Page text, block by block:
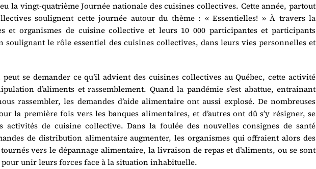
la vingt-quatrième Journée nationale des cuisines collectives. Cette année, partout
soulignent cette journée autour du thème : « Essentielles! » À travers la
et organismes de cuisine collective et leurs 10 000 participantes et participants
soulignant le rôle essentiel des cuisines collectives, dans leurs vies personnelles et
se demander ce qu’il advient des cuisines collectives au Québec, cette activité
d’aliments et rassemblement. Quand la pandémie s’est abattue, entrainant
rassembler, les demandes d’aide alimentaire ont aussi explosé. De nombreuses
la première fois vers les banques alimentaires, et d’autres ont dû s’y résigner, se
activités de cuisine collective. Dans la foulée des nouvelles consignes de santé
de distribution alimentaire augmenter, les organismes qui offraient alors des
vers le dépannage alimentaire, la livraison de repas et d’aliments, ou se sont
pour unir leurs forces face à la situation inhabituelle.